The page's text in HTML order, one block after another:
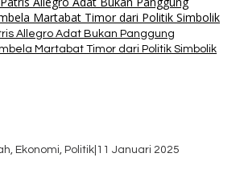
Allegro Adat Bukan Panggung
Martabat Timor dari Politik Simbolik
Ekonomi, Politik 11 Januari 2025